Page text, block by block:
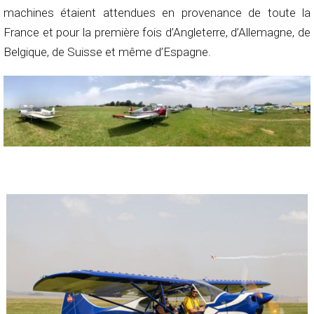
machines étaient attendues en provenance de toute la
France et pour la première fois d’Angleterre, d’Allemagne, de
Belgique, de Suisse et même d’Espagne.